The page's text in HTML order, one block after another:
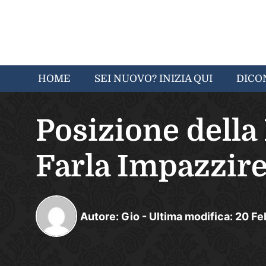
HOME SEI NUOVO? INIZIA QUI
Posizione
Farla
Autore: Gio - Ultima modifica: 20